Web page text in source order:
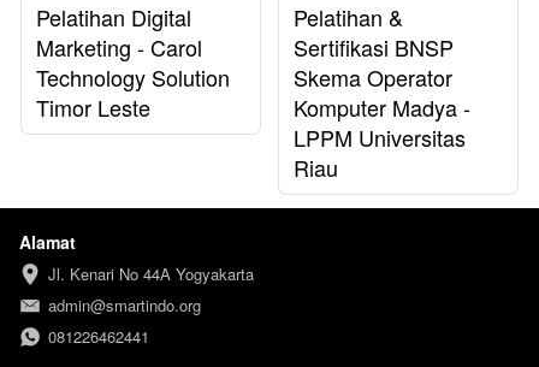
Pelatihan Digital
Marketing - Carol
Technology Solution
Timor Leste
Pelatihan &
Sertifikasi BNSP
Skema Operator
Komputer Madya -
LPPM Universitas
Riau
Alamat
Jl. Kenari No 44A Yogyakarta
admin@smartindo.org
081226462441